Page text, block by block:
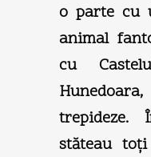
o parte cu
animal
cu
stăteau